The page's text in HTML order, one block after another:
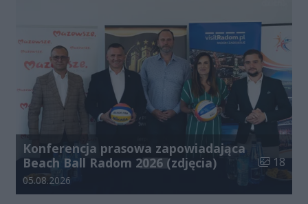
Konferencja prasowa zapowiadająca
Beach Ball Radom 2026 (zdjęcia)
Liczba
18
Data dodania galerii:
05.08.2026